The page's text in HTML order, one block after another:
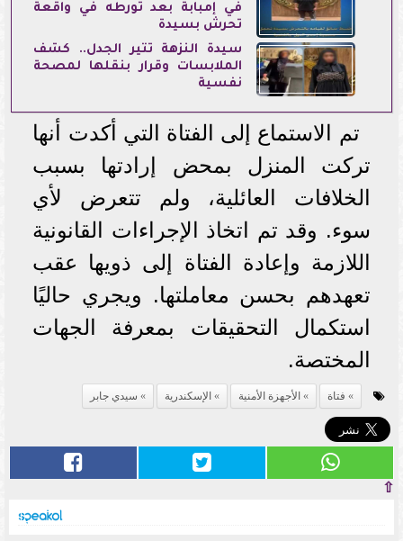
في إمبابة بعد تورطه في واقعة
تحرش بسيدة
سيدة النزهة تثير الجدل.. كشف
الملابسات وقرار بنقلها لمصحة
نفسية
تم الاستماع إلى الفتاة التي أكدت أنها
تركت المنزل بمحض إرادتها بسبب
الخلافات العائلية، ولم تتعرض لأي
سوء. وقد تم اتخاذ الإجراءات القانونية
اللازمة وإعادة الفتاة إلى ذويها عقب
تعهدهم بحسن معاملتها. ويجري حاليًا
استكمال التحقيقات بمعرفة الجهات
المختصة.
فتاة الأجهزة الأمنية الإسكندرية سيدي جابر
⇧